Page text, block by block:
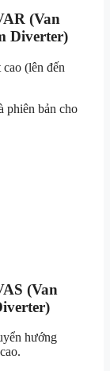
(Van
Diverter)
(lên đến
phiên bản cho
(Van
hướng